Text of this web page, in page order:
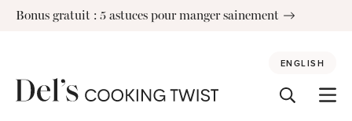
SkipBonus gratuit : 5 astuces pour manger sainement
ENGLISH